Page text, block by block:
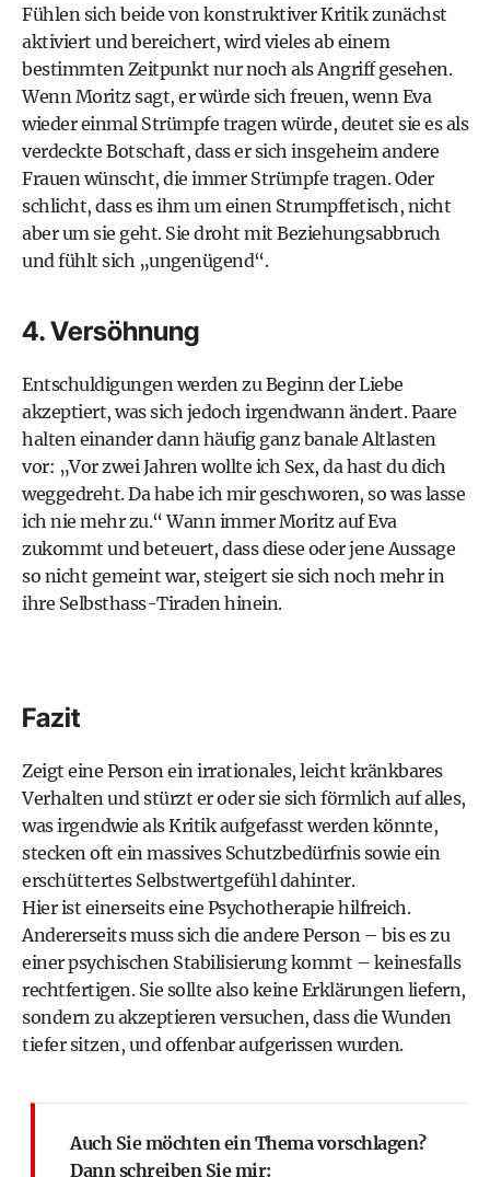
Fühlen sich beide von konstruktiver Kritik zunächst
aktiviert und bereichert, wird vieles ab einem
bestimmten Zeitpunkt nur noch als Angriff gesehen.
Wenn Moritz sagt, er würde sich freuen, wenn Eva
wieder einmal Strümpfe tragen würde, deutet sie es als
verdeckte Botschaft, dass er sich insgeheim andere
Frauen wünscht, die immer Strümpfe tragen. Oder
schlicht, dass es ihm um einen Strumpffetisch, nicht
aber um sie geht. Sie droht mit Beziehungsabbruch
und fühlt sich „ungenügend“.
4. Versöhnung
Entschuldigungen werden zu Beginn der Liebe
akzeptiert, was sich jedoch irgendwann ändert. Paare
halten einander dann häufig ganz banale Altlasten
vor: „Vor zwei Jahren wollte ich Sex, da hast du dich
weggedreht. Da habe ich mir geschworen, so was lasse
ich nie mehr zu.“ Wann immer Moritz auf Eva
zukommt und beteuert, dass diese oder jene Aussage
so nicht gemeint war, steigert sie sich noch mehr in
ihre Selbsthass-Tiraden hinein.
Fazit
Zeigt eine Person ein irrationales, leicht kränkbares
Verhalten und stürzt er oder sie sich förmlich auf alles,
was irgendwie als Kritik aufgefasst werden könnte,
stecken oft ein massives Schutzbedürfnis sowie ein
erschüttertes Selbstwertgefühl dahinter.
Hier ist einerseits eine Psychotherapie hilfreich.
Andererseits muss sich die andere Person – bis es zu
einer psychischen Stabilisierung kommt – keinesfalls
rechtfertigen. Sie sollte also keine Erklärungen liefern,
sondern zu akzeptieren versuchen, dass die Wunden
tiefer sitzen, und offenbar aufgerissen wurden.
Auch Sie möchten ein Thema vorschlagen?
Dann schreiben Sie mir: